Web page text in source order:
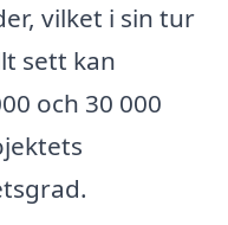
vilket i sin tur
sett kan
och 30 000